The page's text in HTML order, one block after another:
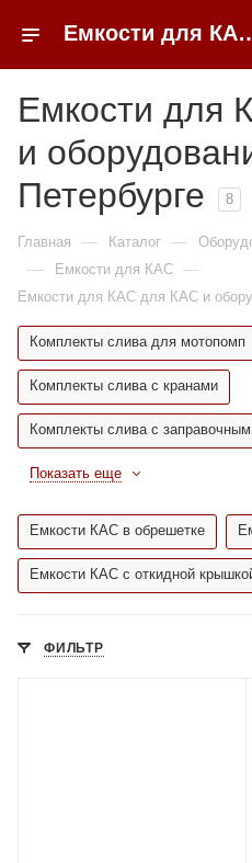
Емкости для КАС для КАС и
Емкости для
и
Петербурге
8
Главная — Каталог —
— Емкости для КАС —
Емкости для КАС для КАС и
Комплекты слива для мотопомп
Комплекты слива с кранами
Комплекты слива с
Показать еще
Емкости КАС в обрешетке
Емкости КАС с откидной
ФИЛЬТР